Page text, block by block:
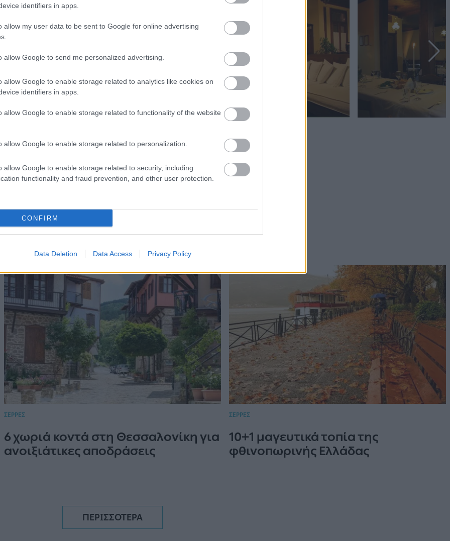
identifiers in apps.
allow my user data to be sent to Google for online advertising
allow Google to send me personalized advertising.
allow Google to enable storage related to analytics like cookies on
identifiers in apps.
allow Google to enable storage related to functionality of the website
allow Google to enable storage related to personalization.
allow Google to enable storage related to security, including
functionality and fraud prevention, and other user protection.
CONFIRM
Data Deletion Data Access Privacy Policy
Έλεγχος Διαθεσιμότητας και Κράτηση
ΣΕΡΡΕΣ
6 χωριά κοντά στη Θεσσαλονίκη για
ανοιξιάτικες αποδράσεις
ΣΕΡΡΕΣ
10+1 μαγευτικά τοπία της
φθινοπωρινής Ελλάδας
ΠΕΡΙΣΣΟΤΕΡΑ